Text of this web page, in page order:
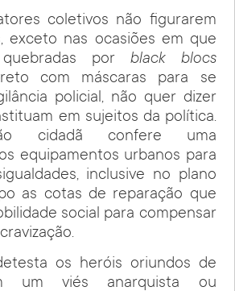
coletivos não figurarem
exceto nas ocasiões em que
por black blocs
com máscaras para se
policial, não quer dizer
em sujeitos da política.
cidadã confere uma
equipamentos urbanos para
inclusive no plano
as cotas de reparação que
social para compensar
os heróis oriundos de
um viés anarquista ou